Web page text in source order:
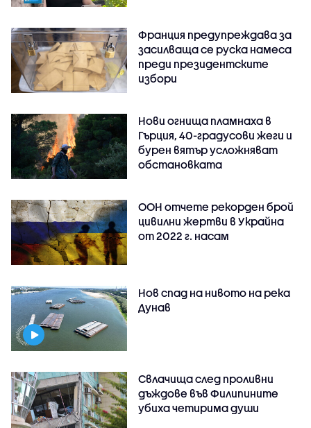
Франция предупреждава за
засилваща се руска намеса
преди президентските
избори
Нови огнища пламнаха в
Гърция, 40-градусови жеги и
бурен вятър усложняват
обстановката
ООН отчете рекорден брой
цивилни жертви в Украйна
от 2022 г. насам
Нов спад на нивото на река
Дунав
Свлачища след проливни
дъждове във Филипините
убиха четирима души